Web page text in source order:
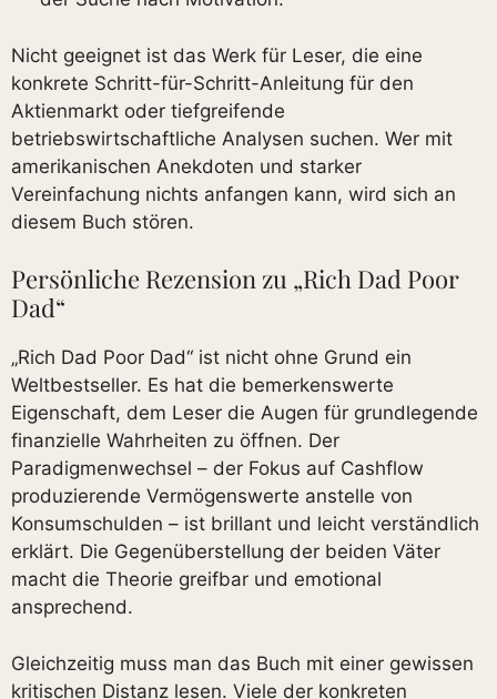
Nicht geeignet ist das Werk für Leser, die eine
konkrete Schritt-für-Schritt-Anleitung für den
Aktienmarkt oder tiefgreifende
betriebswirtschaftliche Analysen suchen. Wer mit
amerikanischen Anekdoten und starker
Vereinfachung nichts anfangen kann, wird sich an
diesem Buch stören.
Persönliche Rezension zu „Rich Dad Poor
Dad“
„Rich Dad Poor Dad“ ist nicht ohne Grund ein
Weltbestseller. Es hat die bemerkenswerte
Eigenschaft, dem Leser die Augen für grundlegende
finanzielle Wahrheiten zu öffnen. Der
Paradigmenwechsel – der Fokus auf Cashflow
produzierende Vermögenswerte anstelle von
Konsumschulden – ist brillant und leicht verständlich
erklärt. Die Gegenüberstellung der beiden Väter
macht die Theorie greifbar und emotional
ansprechend.
Gleichzeitig muss man das Buch mit einer gewissen
kritischen Distanz lesen. Viele der konkreten